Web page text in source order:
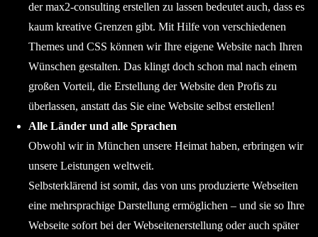
der max2-consulting erstellen zu lassen bedeutet auch, dass es
kaum kreative Grenzen gibt. Mit Hilfe von verschiedenen
Themes und CSS können wir Ihre eigene Website nach Ihren
Wünschen gestalten. Das klingt doch schon mal nach einem
großen Vorteil, die Erstellung der Website den Profis zu
überlassen, anstatt das Sie eine Website selbst erstellen!
Alle Länder und alle Sprachen
Obwohl wir in München unsere Heimat haben, erbringen wir
unsere Leistungen weltweit.
Selbsterklärend ist somit, das von uns produzierte Webseiten
eine mehrsprachige Darstellung ermöglichen – und sie so Ihre
Webseite sofort bei der Webseitenerstellung oder auch später